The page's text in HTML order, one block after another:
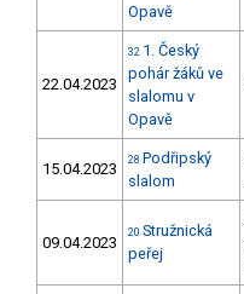
Opavě
22.04.2023
32 1. Český
pohár žáků ve
slalomu v
Opavě
15.04.2023 28 Podřipský
slalom
09.04.2023
20 Stružnická
peřej